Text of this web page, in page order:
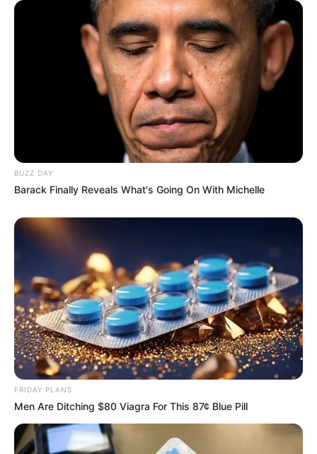
BUZZ DAY
Barack Finally Reveals What's Going On With Michelle
FRIDAY PLANS
Men Are Ditching $80 Viagra For This 87¢ Blue Pill